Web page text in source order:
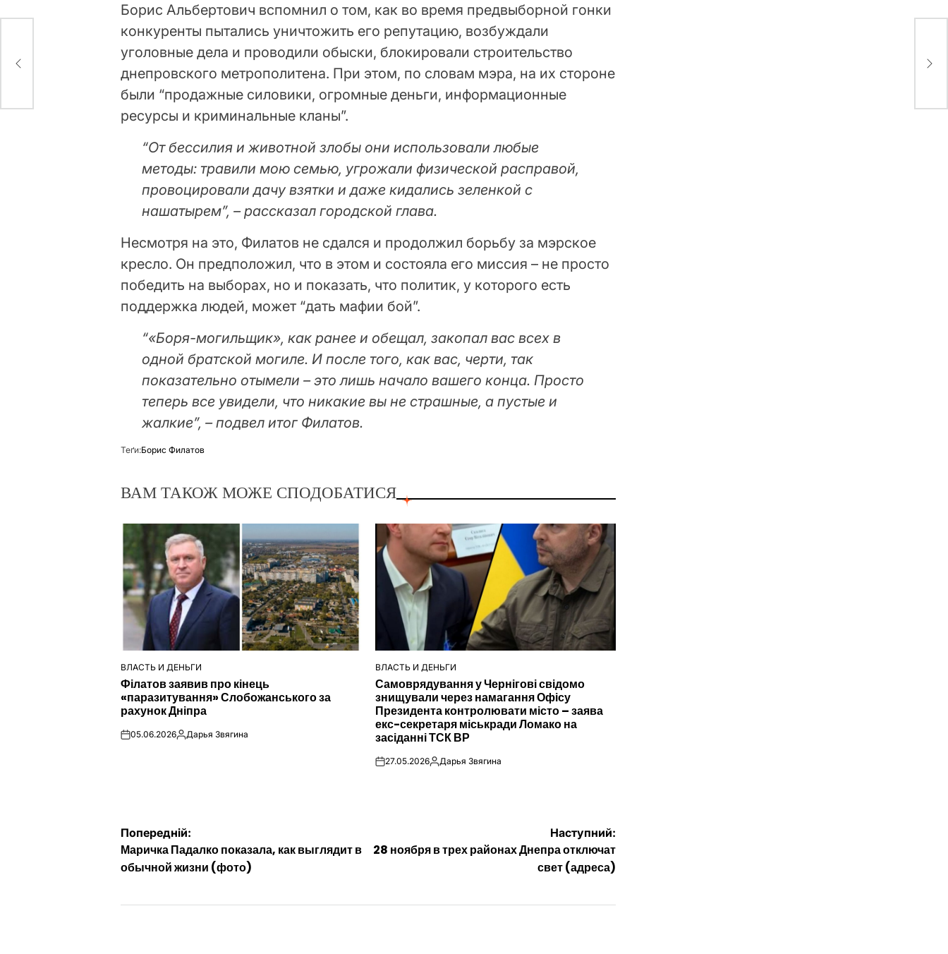
Борис Альбертович вспомнил о том, как во время предвыборной гонки
конкуренты пытались уничтожить его репутацию, возбуждали
уголовные дела и проводили обыски, блокировали строительство
днепровского метрополитена. При этом, по словам мэра, на их стороне
были “продажные силовики, огромные деньги, информационные
ресурсы и криминальные кланы”.
“От бессилия и животной злобы они использовали любые
методы: травили мою семью, угрожали физической расправой,
провоцировали дачу взятки и даже кидались зеленкой с
нашатырем”, – рассказал городской глава.
Несмотря на это, Филатов не сдался и продолжил борьбу за мэрское
кресло. Он предположил, что в этом и состояла его миссия – не просто
победить на выборах, но и показать, что политик, у которого есть
поддержка людей, может “дать мафии бой”.
“«Боря-могильщик», как ранее и обещал, закопал вас всех в
одной братской могиле. И после того, как вас, черти, так
показательно отымели – это лишь начало вашего конца. Просто
теперь все увидели, что никакие вы не страшные, а пустые и
жалкие”, – подвел итог Филатов.
Теґи:Борис Филатов
ВАМ ТАКОЖ МОЖЕ СПОДОБАТИСЯ
ОПУБЛІКУВАТИ
У
ВЛАСТЬ И ДЕНЬГИ
Філатов заявив про кінець
«паразитування» Слобожанського за
рахунок Дніпра
on05.06.2026Опубліковано
Дарья Звягина
ОПУБЛІКУВАТИ
У
ВЛАСТЬ И ДЕНЬГИ
Самоврядування у Чернігові свідомо
знищували через намагання Офісу
Президента контролювати місто – заява
екс-секретаря міськради Ломако на
засіданні ТСК ВР
on27.05.2026Опубліковано
Дарья Звягина
Навігація
записів
Попередній:
Маричка Падалко показала, как выглядит в
обычной жизни (фото)
Наступний:
28 ноября в трех районах Днепра отключат
свет (адреса)